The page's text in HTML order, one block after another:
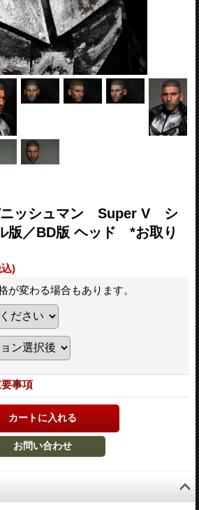
ッシュマン Super V シ
版／BD版 ヘッド *お取り
)
が変わる場合もあります。
事項